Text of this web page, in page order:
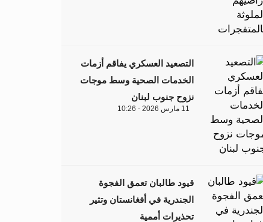
التصعيد العسكري يفاقم أزمات
الخدمات الصحية وسط موجات
نزوح جنوب لبنان
11 مارس 2026 - 10:26
قيود طالبان تعمق الفجوة
الجندرية في أفغانستان وتثير
تحذيرات أممية